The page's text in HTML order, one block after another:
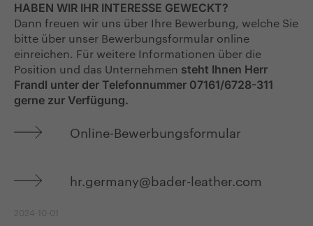
HABEN WIR IHR INTERESSE GEWECKT?
Dann freuen wir uns über Ihre Bewerbung, welche Sie
bitte über unser Bewerbungsformular online
einreichen. Für weitere Informationen über die
Position und das Unternehmen steht Ihnen Herr
Frandl unter der Telefonnummer 07161/6728-311
gerne zur Verfügung.
Online-Bewerbungsformular
hr.germany@bader-leather.com
2024-10-01